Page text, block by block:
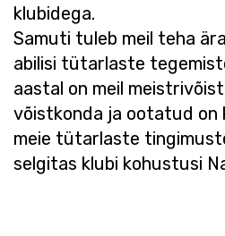
klubidega.
Samuti tuleb meil teha
abilisi tütarlaste
aastal on meil
võistkonda ja ootatud on
meie tütarlaste
selgitas klubi kohustusi